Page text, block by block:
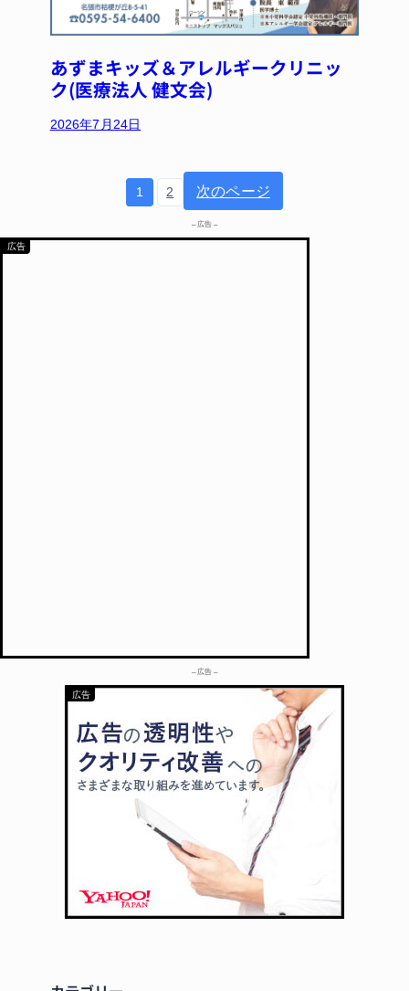
あずまキッズ＆アレルギークリニッ
ク(医療法人 健文会)
2026年7月24日
1 2 次のページ
– 広告 –
– 広告 –